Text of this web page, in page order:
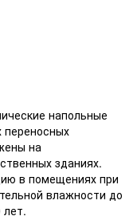
напольные
переносных
на
зданиях.
в помещениях при
влажности до
лет.